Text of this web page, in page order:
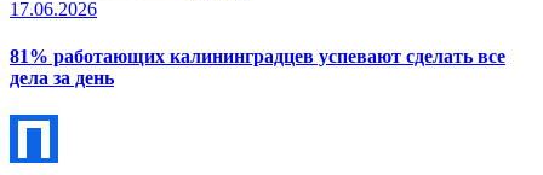
17.06.2026
81% работающих калининградцев успевают сделать все
дела за день